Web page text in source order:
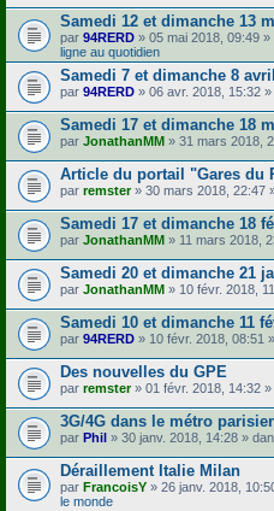
Samedi 12 et dimanche 13
par 94RERD » 05 mai 2018, 09:49 »
ligne au quotidien
Samedi 7 et dimanche 8
par 94RERD » 06 avr. 2018, 15:32 »
Samedi 17 et dimanche 18
par JonathanMM » 31 mars 2018,
Article du portail "Gares du
par remster» 30 mars 2018, 22:47
Samedi 17 et dimanche 18
par JonathanMM » 11 mars 2018,
Samedi 20 et dimanche 21
par JonathanMM » 10 févr. 2018,
Samedi 10 et dimanche 11
par 94RERD » 10 févr. 2018, 08:51
Des nouvelles du GPE
par remster» 01 févr. 2018, 14:32 »
3G/4G dans le métro
par Phil » 30 janv. 2018, 14:28 »
Déraillement Italie Milan
par FrancoisY » 26 janv. 2018,
le monde